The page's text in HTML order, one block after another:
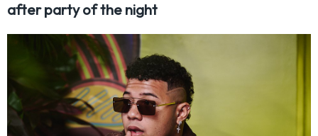
after party of the night